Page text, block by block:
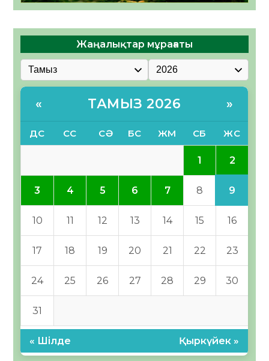
Жаңалықтар мұрағаты
« ТАМЫЗ 2026 »
ДС СС СӘ БС ЖМ СБ ЖС
1 2
3 4 5 6 7 8 9
10 11 12 13 14 15 16
17 18 19 20 21 22 23
24 25 26 27 28 29 30
31
« Шілде Қыркүйек »